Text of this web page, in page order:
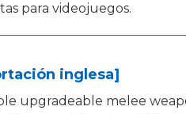
para videojuegos.
inglesa]
upgradeable melee